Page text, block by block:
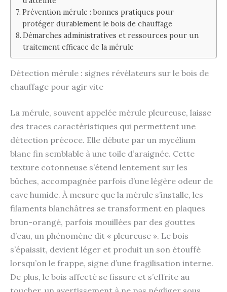
Prévention mérule : bonnes pratiques pour
protéger durablement le bois de chauffage
Démarches administratives et ressources pour un
traitement efficace de la mérule
Détection mérule : signes révélateurs sur le bois de
chauffage pour agir vite
La mérule, souvent appelée mérule pleureuse, laisse
des traces caractéristiques qui permettent une
détection précoce. Elle débute par un mycélium
blanc fin semblable à une toile d’araignée. Cette
texture cotonneuse s’étend lentement sur les
bûches, accompagnée parfois d’une légère odeur de
cave humide. À mesure que la mérule s’installe, les
filaments blanchâtres se transforment en plaques
brun-orangé, parfois mouillées par des gouttes
d’eau, un phénomène dit « pleureuse ». Le bois
s’épaissit, devient léger et produit un son étouffé
lorsqu’on le frappe, signe d’une fragilisation interne.
De plus, le bois affecté se fissure et s’effrite au